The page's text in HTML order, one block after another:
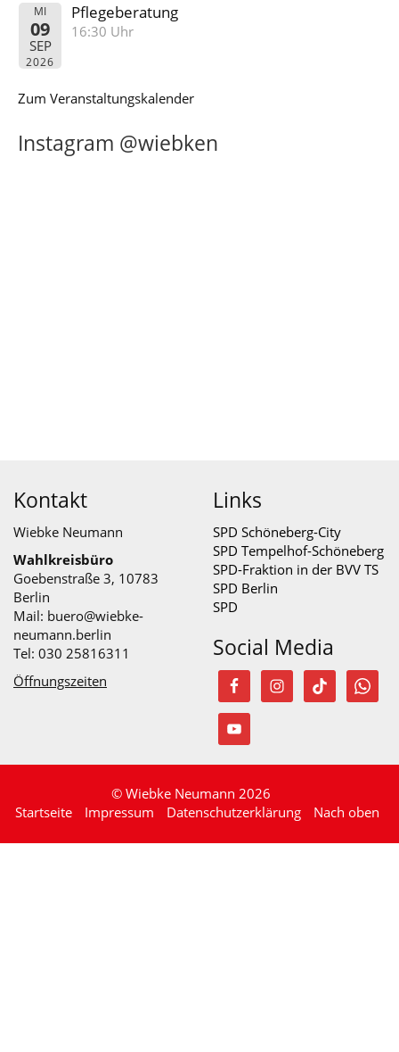
MI
09
SEP
2026
Pflegeberatung
16:30 Uhr
Zum Veranstaltungskalender
Instagram @wiebken
Kontakt
Wiebke Neumann
Wahlkreisbüro
Goebenstraße 3, 10783
Berlin
Mail: buero@wiebke-
neumann.berlin
Tel: 030 25816311
Öffnungszeiten
Links
SPD Schöneberg-City
SPD Tempelhof-Schöneberg
SPD-Fraktion in der BVV TS
SPD Berlin
SPD
Social Media
© Wiebke Neumann 2026
Startseite
Impressum Datenschutzerklärung Nach oben